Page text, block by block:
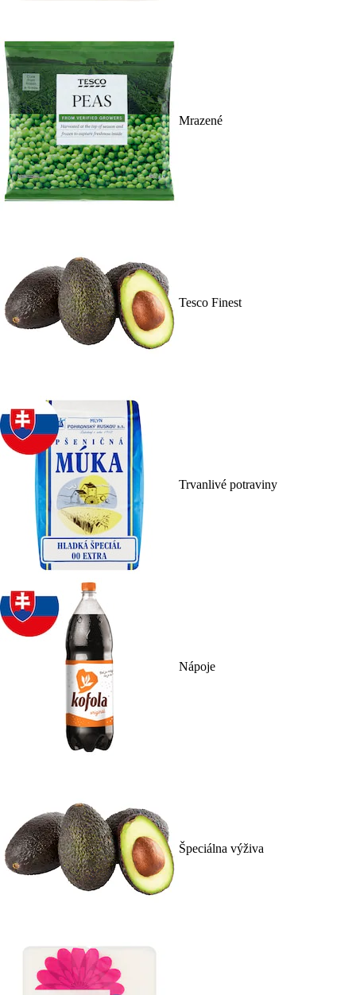
Mrazené
Tesco Finest
Trvanlivé potraviny
Nápoje
Špeciálna výživa